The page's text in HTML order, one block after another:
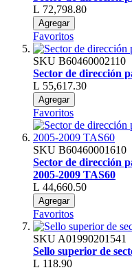
L 72,798.80
Agregar
Favoritos
SKU B60460002110
Sector de dirección
L 55,617.30
Agregar
Favoritos
SKU B60460001610
Sector de dirección
2005-2009 TAS60
L 44,660.50
Agregar
Favoritos
SKU A01990201541
Sello superior de
L 118.90